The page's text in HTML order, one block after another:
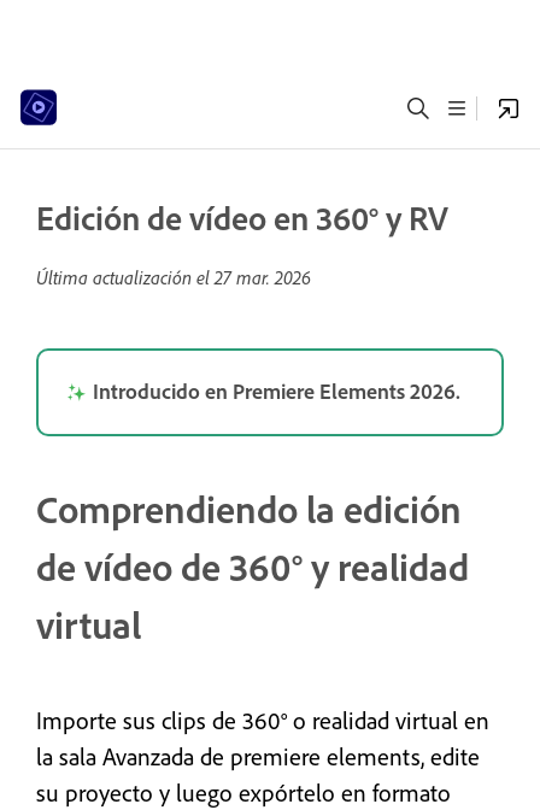
Edición de vídeo en 360° y RV
Última actualización el27 mar. 2026
Introducido en Premiere Elements 2026.
Comprendiendo la edición
de vídeo de 360° y realidad
virtual
Importe sus clips de 360° o realidad virtual en
la sala Avanzada de premiere elements, edite
su proyecto y luego expórtelo en formato